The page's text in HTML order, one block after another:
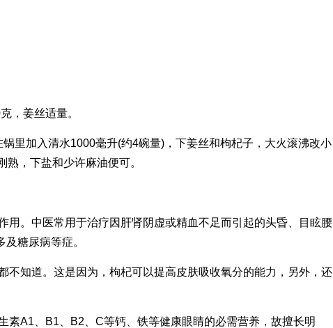
，姜丝适量。
里加入清水1000毫升(约4碗量)，下姜丝和枸杞子，大火滚沸改小
，下盐和少许麻油便可。
用。中医常用于治疗因肝肾阴虚或精血不足而引起的头昏、目眩腰
糖尿病等症。
不知道。这是因为，枸杞可以提高皮肤吸收氧分的能力，另外，还
素A1、B1、B2、C等钙、铁等健康眼睛的必需营养，故擅长明